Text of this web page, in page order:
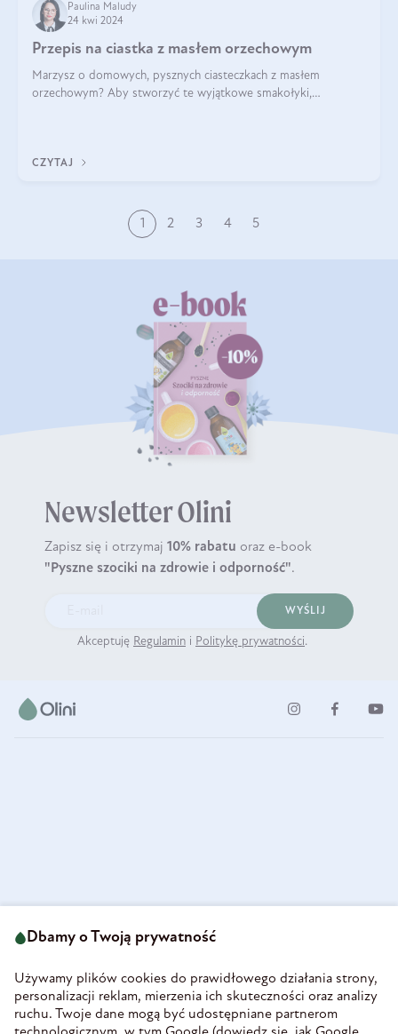
Paulina Maludy
24 kwi 2024
Przepis na ciastka z masłem orzechowym
Marzysz o domowych, pysznych ciasteczkach z masłem
orzechowym? Aby stworzyć te wyjątkowe smakołyki,
CZYTAJ
1 2 3 4 5
Newsletter Olini
Zapisz się i otrzymaj 10% rabatu oraz e-book
"Pyszne szociki na zdrowie i odporność".
WYŚLIJ
Akceptuję Regulamin i Politykę prywatności.
58-160 Świebodzice
REGON 890213034
INFORMACJE
Dbamy o Twoją prywatność
Używamy plików cookies do prawidłowego działania strony,
personalizacji reklam, mierzenia ich skuteczności oraz analizy
ruchu. Twoje dane mogą być udostępniane partnerom